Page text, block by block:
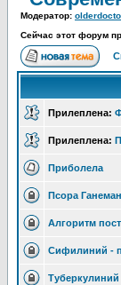
Модератор:
Сейчас этот форум
Прилеплена:
Прилеплена:
Приболела
Псора
Алгоритм
Сифилиний -
Туберкулиний